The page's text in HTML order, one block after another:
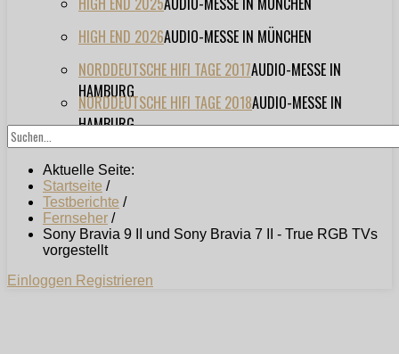
HIGH END 2026AUDIO-MESSE IN MÜNCHEN
NORDDEUTSCHE HIFI TAGE 2017AUDIO-MESSE IN
HAMBURG
NORDDEUTSCHE HIFI TAGE 2018AUDIO-MESSE IN
HAMBURG
Aktuelle Seite:
Startseite /
Testberichte /
Fernseher /
Sony Bravia 9 II und Sony Bravia 7 II - True RGB TVs
vorgestellt
Einloggen Registrieren